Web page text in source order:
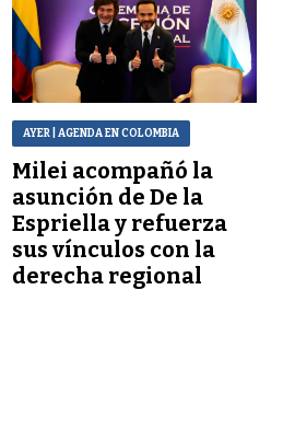
AYER | AGENDA EN COLOMBIA
Milei acompañó la
asunción de De la
Espriella y refuerza
sus vínculos con la
derecha regional